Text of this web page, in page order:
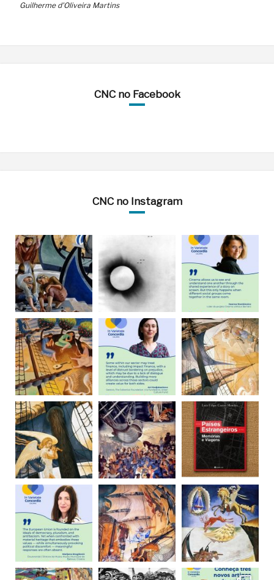
Guilherme d'Oliveira Martins
CNC no Facebook
CNC no Instagram